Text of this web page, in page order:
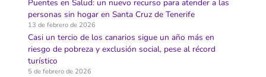
Puentes en Salud: un nuevo recurso para atender a las
personas sin hogar en Santa Cruz de Tenerife
13 de febrero de 2026
Casi un tercio de los canarios sigue un año más en
riesgo de pobreza y exclusión social, pese al récord
turístico
5 de febrero de 2026